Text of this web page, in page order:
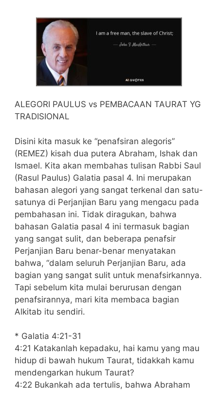
ALEGORI PAULUS vs PEMBACAAN TAURAT YG
TRADISIONAL
Disini kita masuk ke “penafsiran alegoris”
(REMEZ) kisah dua putera Abraham, Ishak dan
Ismael. Kita akan membahas tulisan Rabbi Saul
(Rasul Paulus) Galatia pasal 4. Ini merupakan
bahasan alegori yang sangat terkenal dan satu-
satunya di Perjanjian Baru yang mengacu pada
pembahasan ini. Tidak diragukan, bahwa
bahasan Galatia pasal 4 ini termasuk bagian
yang sangat sulit, dan beberapa penafsir
Perjanjian Baru benar-benar menyatakan
bahwa, “dalam seluruh Perjanjian Baru, ada
bagian yang sangat sulit untuk menafsirkannya.
Tapi sebelum kita mulai berurusan dengan
penafsirannya, mari kita membaca bagian
Alkitab itu sendiri.
* Galatia 4:21-31
4:21 Katakanlah kepadaku, hai kamu yang mau
hidup di bawah hukum Taurat, tidakkah kamu
mendengarkan hukum Taurat?
4:22 Bukankah ada tertulis, bahwa Abraham